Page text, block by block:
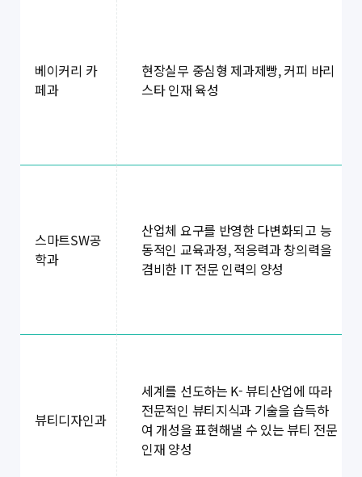
베이커리 카
페과
현장실무 중심형 제과제빵, 커피 바리
스타 인재 육성
스마트SW공
학과
산업체 요구를 반영한 다변화되고 능
동적인 교육과정, 적응력과 창의력을
겸비한 IT 전문 인력의 양성
뷰티디자인과
세계를 선도하는 K- 뷰티산업에 따라
전문적인 뷰티지식과 기술을 습득하
여 개성을 표현해낼 수 있는 뷰티 전문
인재 양성